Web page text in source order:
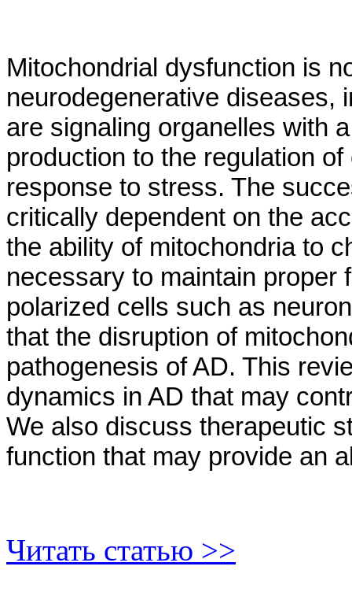
Mitochondrial dysfunction is
neurodegenerative diseases,
are signaling organelles with
production to the regulation
response to stress. The
critically dependent on the
the ability of mitochondria to
necessary to maintain proper
polarized cells such as
that the disruption of
pathogenesis of AD. This
dynamics in AD that may
We also discuss therapeutic
function that may provide an
Читать статью >>